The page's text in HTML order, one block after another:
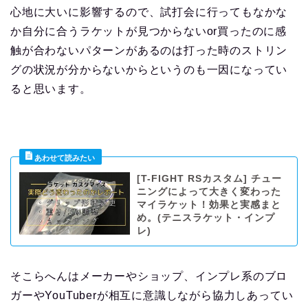
心地に大いに影響するので、試打会に行ってもなかな
か自分に合うラケットが見つからないor買ったのに感
触が合わないパターンがあるのは打った時のストリン
グの状況が分からないからというのも一因になってい
ると思います。
[T-FIGHT RSカスタム] チュー
ニングによって大きく変わった
マイラケット！効果と実感まと
め。(テニスラケット・インプ
レ)
そこらへんはメーカーやショップ、インプレ系のブロ
ガーやYouTuberが相互に意識しながら協力しあってい